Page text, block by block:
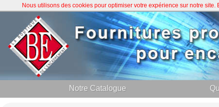
Notre Catalogue
Nous utilisons des cookies pour optimiser votre expérience sur notre